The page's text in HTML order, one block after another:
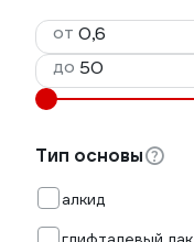
от
до
Тип основы
алкид